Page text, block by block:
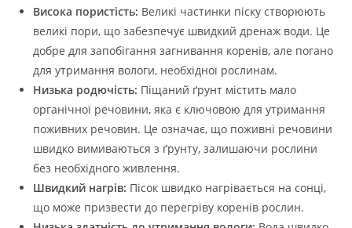
Висока пористість: Великі частинки піску створюють
великі пори, що забезпечує швидкий дренаж води. Це
добре для запобігання загнивання коренів, але погано
для утримання вологи, необхідної рослинам.
Низька родючість: Піщаний ґрунт містить мало
органічної речовини, яка є ключовою для утримання
поживних речовин. Це означає, що поживні речовини
швидко вимиваються з ґрунту, залишаючи рослини
без необхідного живлення.
Швидкий нагрів: Пісок швидко нагрівається на сонці,
що може призвести до перегріву коренів рослин.